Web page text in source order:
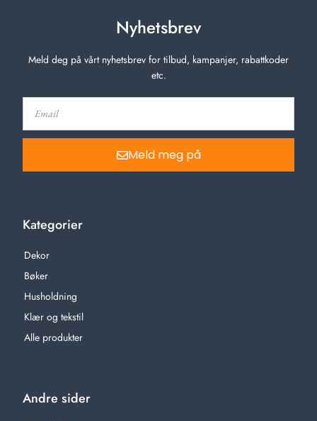
Nyhetsbrev
Meld deg på vårt nyhetsbrev for tilbud, kampanjer, rabattkoder
etc.
Meld meg på
Kategorier
Dekor
Bøker
Husholdning
Klær og tekstil
Alle produkter
Andre sider